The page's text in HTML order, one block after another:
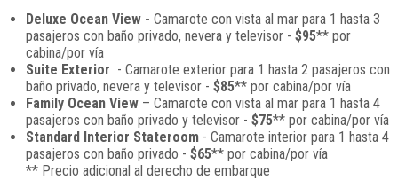
Deluxe Ocean View - Camarote con vista al mar para 1 hasta 3
pasajeros con baño privado, nevera y televisor - $95** por
cabina/por vía
Suite Exterior - Camarote exterior para 1 hasta 2 pasajeros con
baño privado, nevera y televisor - $85** por cabina/por vía
Family Ocean View– Camarote con vista al mar para 1 hasta 4
pasajeros con baño privado y televisor - $75** por cabina/por vía
Standard Interior Stateroom- Camarote interior para 1 hasta 4
pasajeros con baño privado - $65** por cabina/por vía
** Precio adicional al derecho de embarque